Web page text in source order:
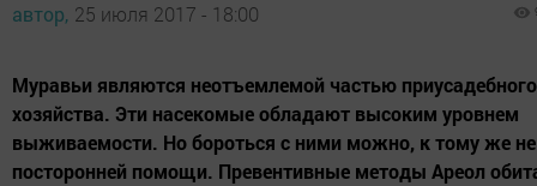
автор, 25 июля 2017 - 18:00
Муравьи являются неотъемлемой частью приусадебного
хозяйства. Эти насекомые обладают высоким уровнем
выживаемости. Но бороться с ними можно, к тому же
посторонней помощи. Превентивные методы Ареол